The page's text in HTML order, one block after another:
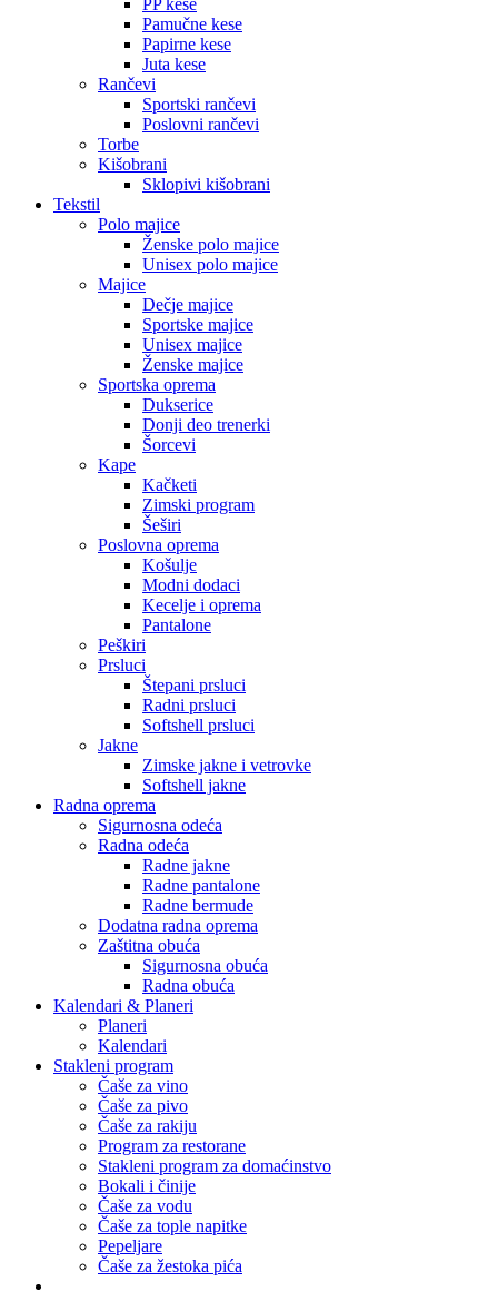
PP kese
Pamučne kese
Papirne kese
Juta kese
Rančevi
Sportski rančevi
Poslovni rančevi
Torbe
Kišobrani
Sklopivi kišobrani
Tekstil
Polo majice
Ženske polo majice
Unisex polo majice
Majice
Dečje majice
Sportske majice
Unisex majice
Ženske majice
Sportska oprema
Dukserice
Donji deo trenerki
Šorcevi
Kape
Kačketi
Zimski program
Šeširi
Poslovna oprema
Košulje
Modni dodaci
Kecelje i oprema
Pantalone
Peškiri
Prsluci
Štepani prsluci
Radni prsluci
Softshell prsluci
Jakne
Zimske jakne i vetrovke
Softshell jakne
Radna oprema
Sigurnosna odeća
Radna odeća
Radne jakne
Radne pantalone
Radne bermude
Dodatna radna oprema
Zaštitna obuća
Sigurnosna obuća
Radna obuća
Kalendari & Planeri
Planeri
Kalendari
Stakleni program
Čaše za vino
Čaše za pivo
Čaše za rakiju
Program za restorane
Stakleni program za domaćinstvo
Bokali i činije
Čaše za vodu
Čaše za tople napitke
Pepeljare
Čaše za žestoka pića